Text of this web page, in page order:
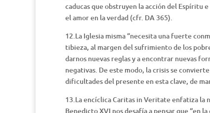
caducas que obstruyen la acción del Espíritu
el amor en la verdad (cfr. DA 365).
12.La Iglesia misma “necesita una fuerte
tibieza, al margen del sufrimiento de los
darnos nuevas reglas y a encontrar nuevas
negativas. De este modo, la crisis se
dificultades del presente en esta clave, de
13.La encíclica Caritas in Veritate enfatiza la
Benedicto XVI nos desafía a pensar que “en